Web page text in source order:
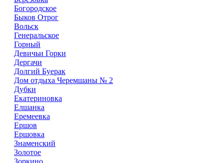
Богородское
Быков Отрог
Вольск
Генеральское
Горный
Девичьи Горки
Дергачи
Долгий Буерак
Дом отдыха Черемшаны № 2
Дубки
Екатериновка
Елшанка
Еремеевка
Ершов
Ершовка
Знаменский
Золотое
Зоркино